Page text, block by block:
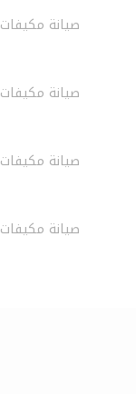
صيانة مكيفات
صيانة مكيفات
صيانة مكيفات
صيانة مكيفات